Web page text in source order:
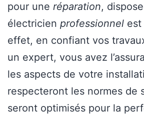
pour une réparation,
électricien professionnel est
effet, en confiant vos
un expert, vous avez
les aspects de votre
respecteront les normes de
seront optimisés pour la